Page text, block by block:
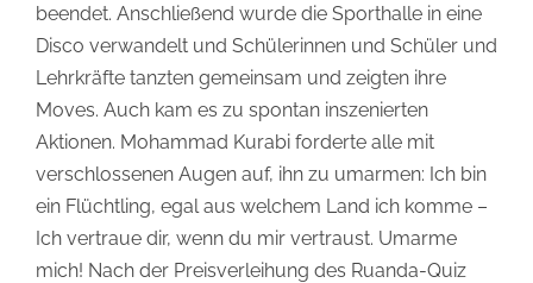
beendet. Anschließend wurde die Sporthalle in eine
Disco verwandelt und Schülerinnen und Schüler und
Lehrkräfte tanzten gemeinsam und zeigten ihre
Moves. Auch kam es zu spontan inszenierten
Aktionen. Mohammad Kurabi forderte alle mit
verschlossenen Augen auf, ihn zu umarmen: Ich bin
ein Flüchtling, egal aus welchem Land ich komme –
Ich vertraue dir, wenn du mir vertraust. Umarme
mich! Nach der Preisverleihung des Ruanda-Quiz